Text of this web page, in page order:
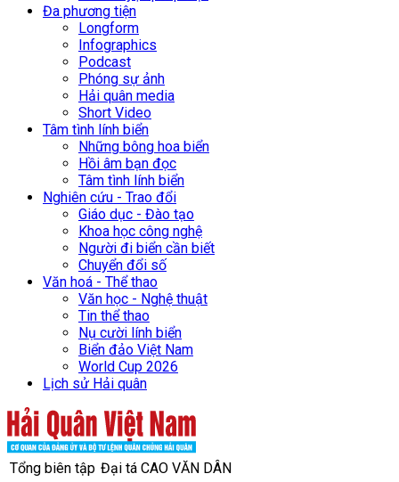
Đa phương tiện
Longform
Infographics
Podcast
Phóng sự ảnh
Hải quân media
Short Video
Tâm tình lính biển
Những bông hoa biển
Hồi âm bạn đọc
Tâm tình lính biển
Nghiên cứu - Trao đổi
Giáo dục - Đào tạo
Khoa học công nghệ
Người đi biển cần biết
Chuyển đổi số
Văn hoá - Thể thao
Văn học - Nghệ thuật
Tin thể thao
Nụ cười lính biển
Biển đảo Việt Nam
World Cup 2026
Lịch sử Hải quân
Tổng biên tập Đại tá CAO VĂN DÂN